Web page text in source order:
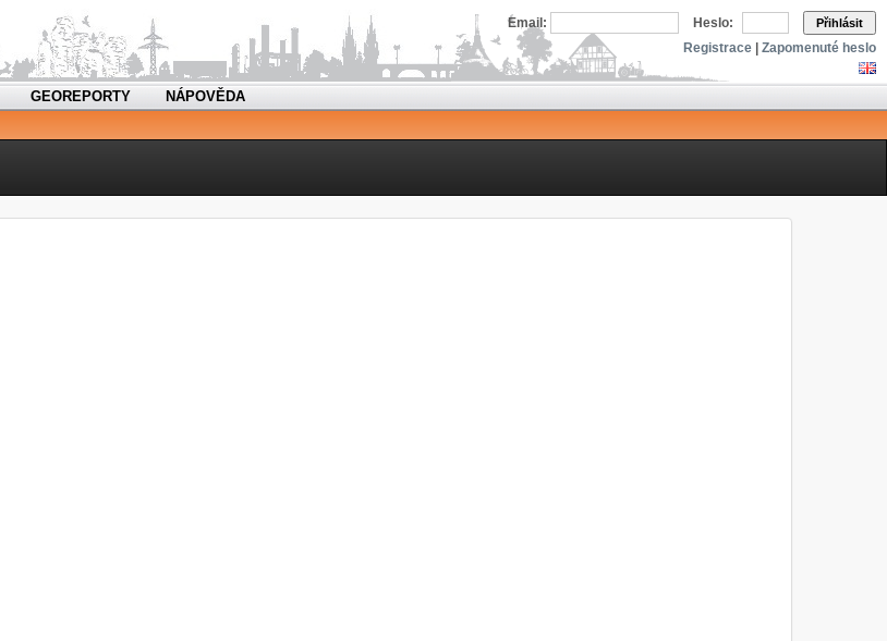
Email: Heslo: Přihlásit
Registrace Zapomenuté heslo
GEOREPORTY
NÁPOVĚDA